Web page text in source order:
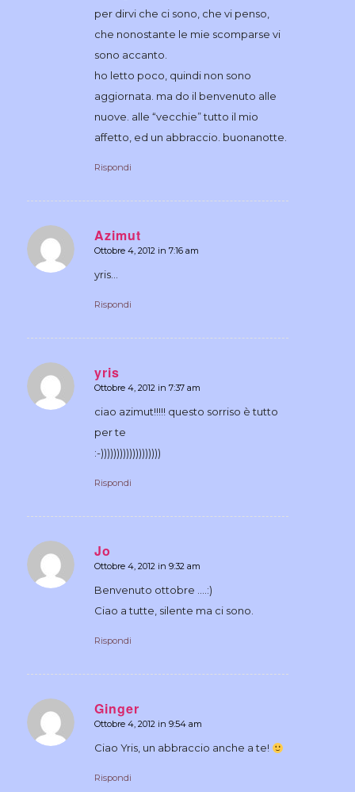
per dirvi che ci sono, che vi penso,
che nonostante le mie scomparse vi
sono accanto.
ho letto poco, quindi non sono
aggiornata. ma do il benvenuto alle
nuove. alle “vecchie” tutto il mio
affetto, ed un abbraccio. buonanotte.
Rispondi
Azimut
dice:
Ottobre 4, 2012 in 7:16 am
yris…
Rispondi
yris
dice:
Ottobre 4, 2012 in 7:37 am
ciao azimut!!!!! questo sorriso è tutto
per te
:-)))))))))))))))))))
Rispondi
Jo
dice:
Ottobre 4, 2012 in 9:32 am
Benvenuto ottobre ….:)
Ciao a tutte, silente ma ci sono.
Rispondi
Ginger
dice:
Ottobre 4, 2012 in 9:54 am
Ciao Yris, un abbraccio anche a te!
Rispondi